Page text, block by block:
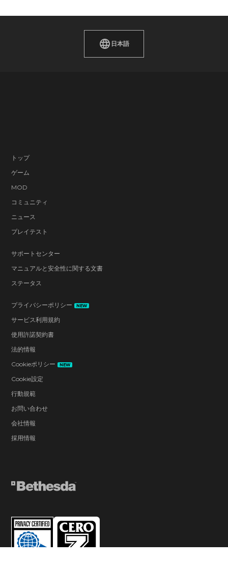
日本語
トップ
ゲーム
MOD
コミュニティ
ニュース
プレイテスト
サポートセンター
マニュアルと安全性に関する文書
ステータス
プライバシーポリシー NEW
サービス利用規約
使用許諾契約書
法的情報
Cookieポリシー
NEW
Cookie設定
行動規範
お問い合わせ
会社情報
採用情報